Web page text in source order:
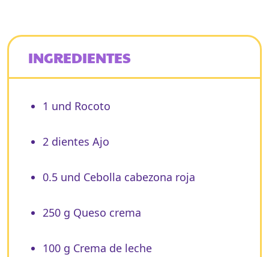
INGREDIENTES
1 und Rocoto
2 dientes Ajo
0.5 und Cebolla cabezona roja
250 g Queso crema
100 g Crema de leche